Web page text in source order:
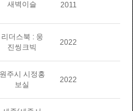
새벽이슬 2011
리더스북 : 웅
진씽크빅
2022
원주시 시정홍
보실
2022